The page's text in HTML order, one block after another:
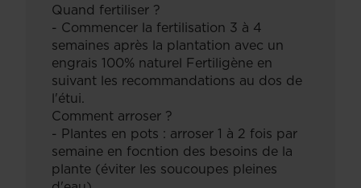
Quand fertiliser ?
- Commencer la fertilisation 3 à 4
semaines après la plantation avec un
engrais 100% naturel Fertiligène en
suivant les recommandations au dos de
l'étui.
Comment arroser ?
- Plantes en pots : arroser 1 à 2 fois par
semaine en focntion des besoins de la
plante (éviter les soucoupes pleines